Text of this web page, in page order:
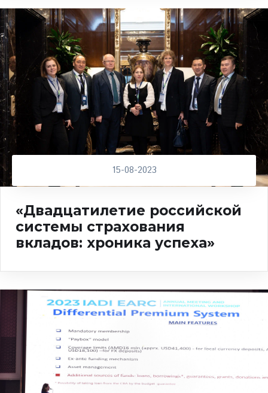
15-08-2023
«Двадцатилетие российской
системы страхования
вкладов: хроника успеха»